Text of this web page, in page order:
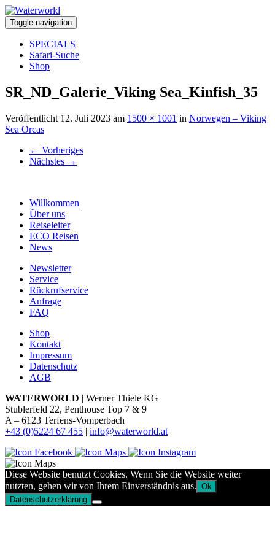
Toggle navigation
SPECIALS
Safari-Suche
Shop
SR_ND_Galerie_Viking Sea_Kinfish_35
Veröffentlicht 12. Juli 2023 am 1500 × 1001 in Norwegen – Viking
Sea Orcas
← Vorheriges
Nächstes →
Willkommen
Über uns
Reiseleiter
ECO Reisen
News
Newsletter
Service
Rückrufservice
Anfrage
FAQ
Shop
Kontakt
Impressum
Datenschutz
AGB
WATERWORLD | Werner Thiele KG
Stublerfeld 22, Penthouse Top 7 & 9
A – 6123 Terfens-Vomperbach
+43 (0)5224 67 455 | info@waterworld.at
Diese Website benutzt Cookies. Wenn Sie die Website weiter
nutzten, gehen wir von Ihrem Einverständnis aus. Ok
Datenschutzerklärung